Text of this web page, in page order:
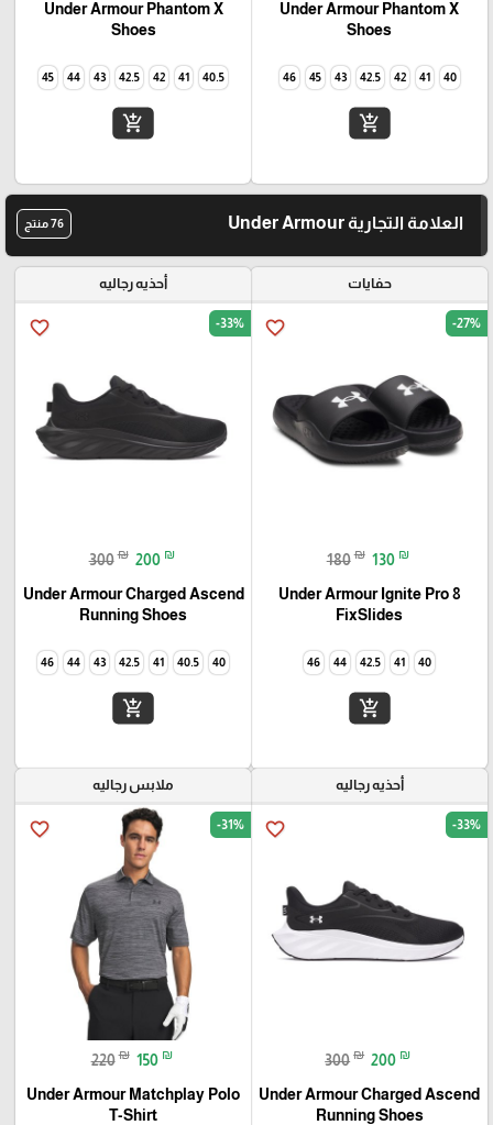
Under Armour Phantom X
Shoes
40
41
42
42.5
43
45
46
add_shopping_cart
Under Armour Phantom X
Shoes
40.5
41
42
42.5
43
44
45
add_shopping_cart
العلامة التجارية Under Armour 76 منتج
حفايات
favorite_border -27%
180 ₪ 130 ₪
Under Armour Ignite Pro 8
FixSlides
40
41
42.5
44
46
add_shopping_cart
أحذيه رجاليه
favorite_border -33%
300 ₪ 200 ₪
Under Armour Charged Ascend
Running Shoes
40
40.5
41
42.5
43
44
46
add_shopping_cart
أحذيه رجاليه
favorite_border -33%
300 ₪ 200 ₪
Under Armour Charged Ascend
Running Shoes
ملابس رجاليه
favorite_border -31%
220 ₪ 150 ₪
Under Armour Matchplay Polo
T-Shirt